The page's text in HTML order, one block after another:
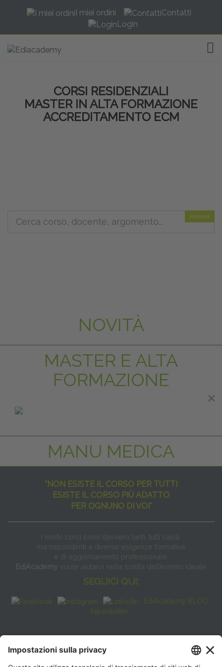
I miei ordini
Contatti
Login
CORSI RESIDENZIALI
MASTER IN ALTA FORMAZIONE
ACCREDITAMENTO ECM
Ricerca
NOVITÀ
MASTER E ALTA
FORMAZIONE
MANU MEDICA
"NON ESISTE IL CORSO PER TUTTI
ESISTE IL CORSO PIÙ ADATTO
PER OGNUNO DI VOI"
I nostri corsi sono davvero tanti, tutti validi
ma rispondenti a diverse esigenze formative
e di aggiornamento professionale.
EdiAcademy vuole aiutarvi nella scelta dell’evento ideale
SEGUICI QUI:
EdiAcademy BLOG
Newsletter
FAQ
×